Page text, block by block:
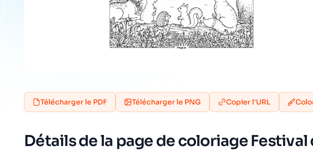
Télécharger le PDF Télécharger le PNG Copier l'URL
Détails de la page de coloriage